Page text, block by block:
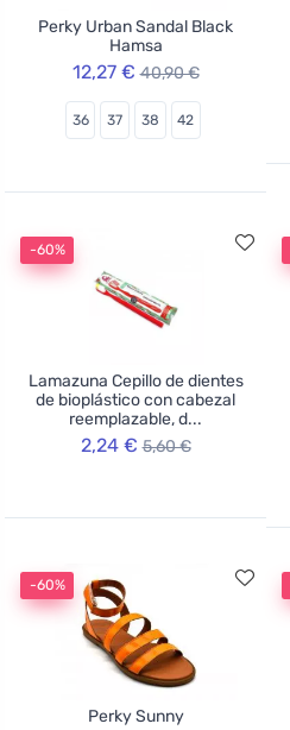
Perky Urban Sandal Black
Hamsa
12,27 € 40,90 €
36 37 38 42
-60%
Lamazuna Cepillo de dientes
de bioplástico con cabezal
reemplazable, d...
2,24 € 5,60 €
-60%
Perky Sunny